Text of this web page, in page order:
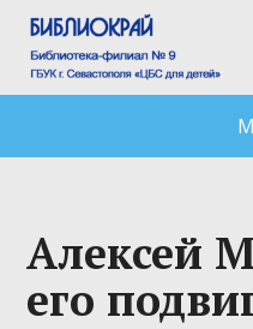
Алексей
его